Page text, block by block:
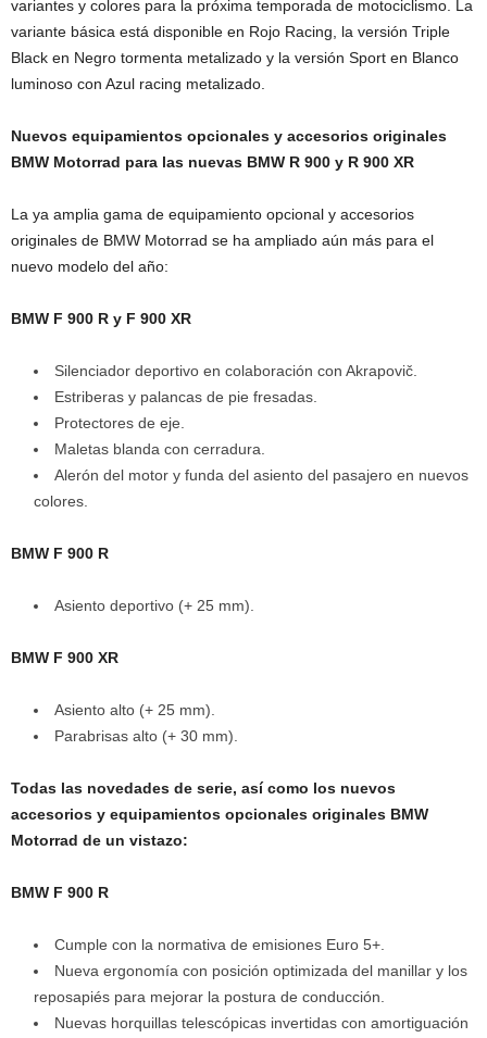
variantes y colores para la próxima temporada de motociclismo. La
variante básica está disponible en Rojo Racing, la versión Triple
Black en Negro tormenta metalizado y la versión Sport en Blanco
luminoso con Azul racing metalizado.
Nuevos equipamientos opcionales y accesorios originales
BMW Motorrad para las nuevas BMW R 900 y R 900 XR
La ya amplia gama de equipamiento opcional y accesorios
originales de BMW Motorrad se ha ampliado aún más para el
nuevo modelo del año:
BMW F 900 R y F 900 XR
Silenciador deportivo en colaboración con Akrapovič.
Estriberas y palancas de pie fresadas.
Protectores de eje.
Maletas blanda con cerradura.
Alerón del motor y funda del asiento del pasajero en nuevos
colores.
BMW F 900 R
Asiento deportivo (+ 25 mm).
BMW F 900 XR
Asiento alto (+ 25 mm).
Parabrisas alto (+ 30 mm).
Todas las novedades de serie, así como los nuevos
accesorios y equipamientos opcionales originales BMW
Motorrad de un vistazo:
BMW F 900 R
Cumple con la normativa de emisiones Euro 5+.
Nueva ergonomía con posición optimizada del manillar y los
reposapiés para mejorar la postura de conducción.
Nuevas horquillas telescópicas invertidas con amortiguación